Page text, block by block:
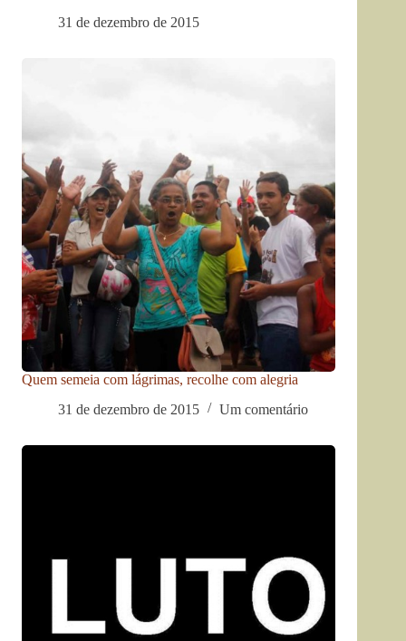
31 de dezembro de 2015
Quem semeia com lágrimas, recolhe com alegria
31 de dezembro de 2015
Um comentário